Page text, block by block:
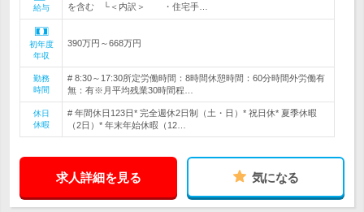
給与
を含む └＜内訳＞ ・住宅手…
初年度
年収
390万円～668万円
勤務
時間
# 8:30～17:30所定労働時間：8時間休憩時間：60分時間外労働有
無：有※月平均残業30時間程…
休日
休暇
# 年間休日123日* 完全週休2日制（土・日）* 祝日休* 夏季休暇
（2日）* 年末年始休暇（12…
求人詳細を見る 気になる